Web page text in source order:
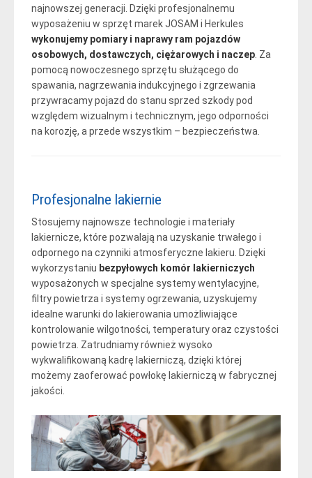
najnowszej generacji. Dzięki profesjonalnemu
wyposażeniu w sprzęt marek JOSAM i Herkules
wykonujemy pomiary i naprawy ram pojazdów
osobowych, dostawczych, ciężarowych i naczep . Za
pomocą nowoczesnego sprzętu służącego do
spawania, nagrzewania indukcyjnego i zgrzewania
przywracamy pojazd do stanu sprzed szkody pod
względem wizualnym i technicznym, jego odporności
na korozję, a przede wszystkim – bezpieczeństwa.
Profesjonalne lakiernie
Stosujemy najnowsze technologie i materiały
lakiernicze, które pozwalają na uzyskanie trwałego i
odpornego na czynniki atmosferyczne lakieru. Dzięki
wykorzystaniu bezpyłowych komór lakierniczych
wyposażonych w specjalne systemy wentylacyjne,
filtry powietrza i systemy ogrzewania, uzyskujemy
idealne warunki do lakierowania umożliwiające
kontrolowanie wilgotności, temperatury oraz czystości
powietrza. Zatrudniamy również wysoko
wykwalifikowaną kadrę lakierniczą, dzięki której
możemy zaoferować powłokę lakierniczą w fabrycznej
jakości.